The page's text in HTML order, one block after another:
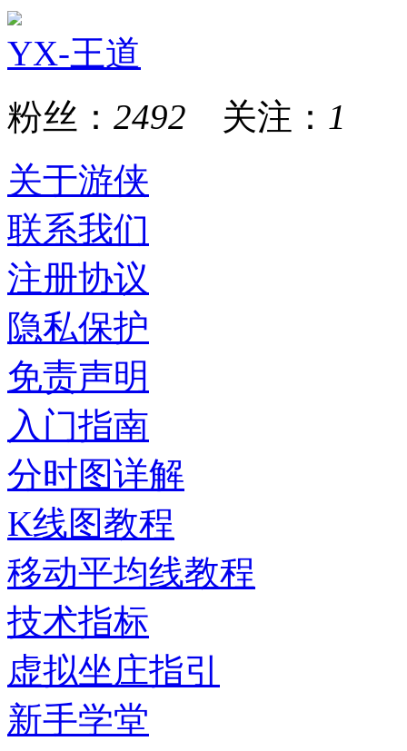
YX-王道
粉丝： 2492 关注： 1
关于游侠
联系我们
注册协议
隐私保护
免责声明
入门指南
分时图详解
K线图教程
移动平均线教程
技术指标
虚拟坐庄指引
新手学堂